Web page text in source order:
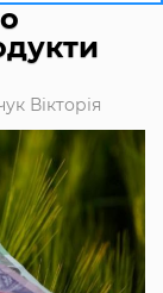
Вікторія